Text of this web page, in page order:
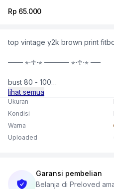
Rp 65.000
top vintage y2k brown print
─── ⋆⋅♱⋅⋆ ───── ⋆⋅♱⋅⋆ ──
bust 80 - 100
length 55
lihat semua
Ukuran
Kondisi
Warna
Uploaded
Garansi pembelian
Belanja di Preloved